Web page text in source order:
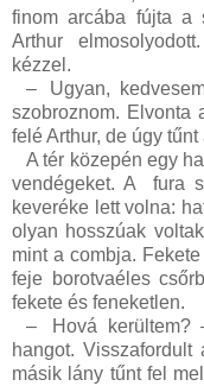
finom arcába fújta a
Arthur
kézzel.
–
Ugyan,
szobroznom.
felé Arthur, de úgy
A tér közepén egy
vendégeket. A fura
keveréke lett volna:
olyan hosszúak
mint a combja.
feje borotvaéles
fekete és feneketlen.
–
Hová
hangot.
másik lány tűnt fel